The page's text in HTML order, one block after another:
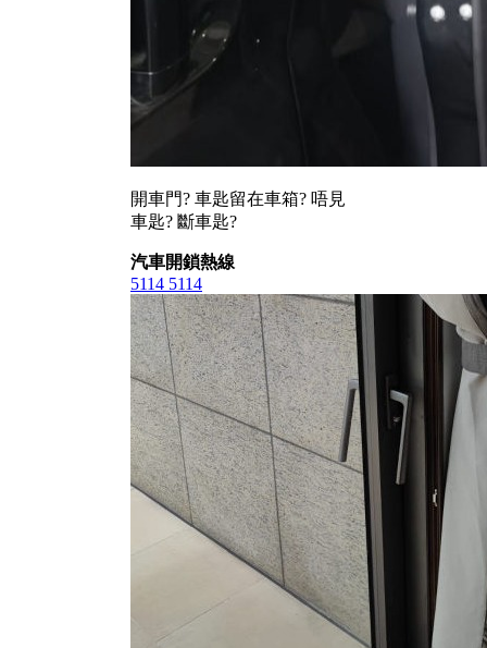
開車門? 車匙留在車箱? 唔見
車匙? 斷車匙?
汽車開鎖熱線
5114 5114